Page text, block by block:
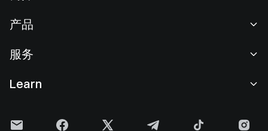
新闻中心
产品
现货交易
理财中心
服务
Learn
Gate 快讯